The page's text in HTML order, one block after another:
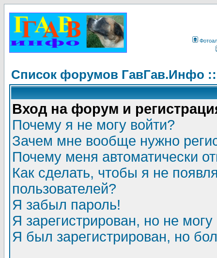
Список форумов ГавГав.Инфо
Вход на форум и
Почему я не могу войти?
Зачем мне вообще нужно
Почему меня автоматически
Как сделать, чтобы я не
пользователей?
Я забыл пароль!
Я зарегистрирован, но не могу
Я был зарегистрирован, но